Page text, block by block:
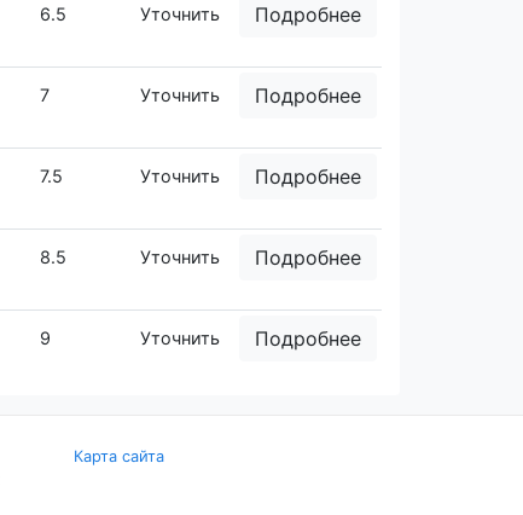
6.5 Уточнить Подробнее
7 Уточнить Подробнее
7.5 Уточнить Подробнее
8.5 Уточнить Подробнее
9 Уточнить Подробнее
Карта сайта